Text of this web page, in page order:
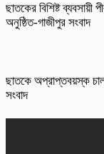
ছাতকের বিশিষ্ট
অনুষ্ঠিত-গাজীপুর সংবাদ
ছাতকে অপ্রাপ্তবয়স্ক
সংবাদ